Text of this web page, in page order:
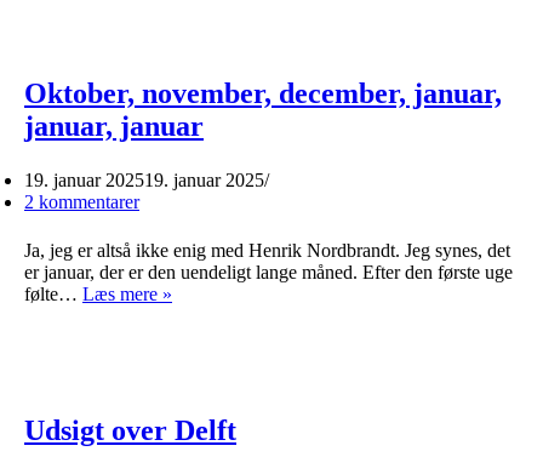
Oktober, november, december, januar,
januar, januar
19. januar 202519. januar 2025
2 kommentarer
Ja, jeg er altså ikke enig med Henrik Nordbrandt. Jeg synes, det
er januar, der er den uendeligt lange måned. Efter den første uge
følte… Læs mere »
Udsigt over Delft